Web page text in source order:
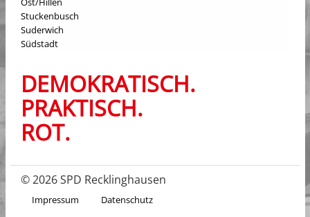
Stuckenbusch
Suderwich
Südstadt
DEMOKRATISCH.
PRAKTISCH.
ROT.
© 2026 SPD Recklinghausen
Impressum Datenschutz